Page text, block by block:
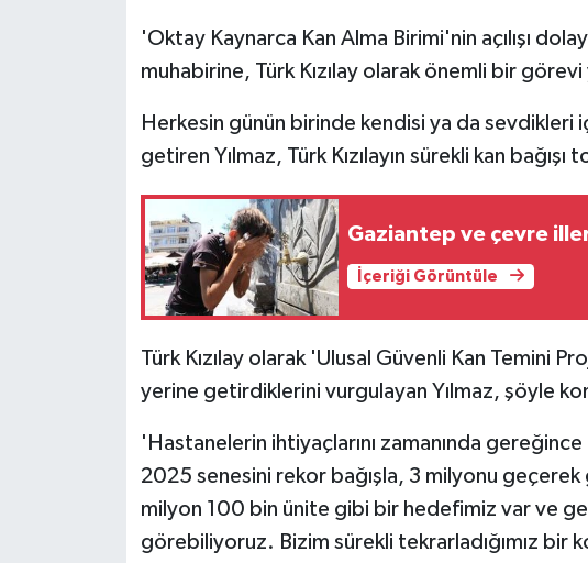
'Oktay Kaynarca Kan Alma Birimi'nin açılışı
muhabirine, Türk Kızılay olarak önemli bir
Herkesin günün birinde kendisi ya da sevdikleri
getiren Yılmaz, Türk Kızılayın sürekli kan
Gaziantep ve çevre
İçeriği Görüntüle
Türk Kızılay olarak 'Ulusal Güvenli Kan Temini
yerine getirdiklerini vurgulayan Yılmaz, şöyle
'Hastanelerin ihtiyaçlarını zamanında gereğince
2025 senesini rekor bağışla, 3 milyonu
milyon 100 bin ünite gibi bir hedefimiz var ve
görebiliyoruz. Bizim sürekli tekrarladığımız bir